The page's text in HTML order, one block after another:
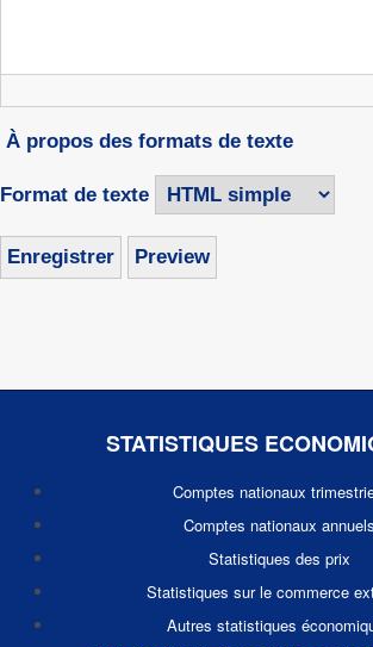
À propos des formats de texte
Format de texte
STATISTIQUES
Comptes nationaux
Comptes nationaux annuels
Statistiques des prix
Statistiques sur le commerce
Autres statistiques